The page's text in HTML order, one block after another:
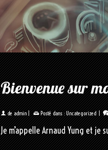
Bienvenue sur
deadmin | Posté dans :Uncategorized |
Je m’appelle Arnaud Yung et